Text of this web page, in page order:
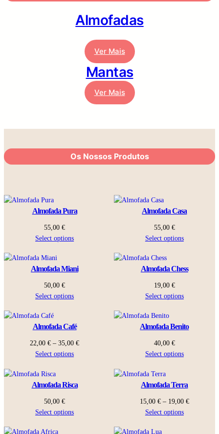
Almofadas
Ver Mais
Mantas
Ver Mais
Os Nossos Produtos
Almofada Pura
55,00€
Select options
Almofada Casa
55,00 €
Select options
Almofada Miani
50,00€
Select options
Almofada Chess
19,00 €
Select options
Almofada Café
22,00€ – 35,00€Price
Select options
Almofada Benito
40,00 €
Select options
Almofada Risca
50,00€
Select options
Almofada Terra
15,00 € – 19,00 €Price
Select options